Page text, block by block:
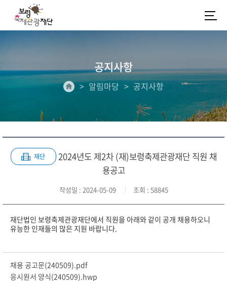
공지사항
알림마당 공지사항
재단
2024년도 제2차 (재)보령축제관광재단 직원 채
용공고
작성일 : 2024-05-09 조회 : 58845
재단법인 보령축제관광재단에서 직원을 아래와 같이 공개 채용하오니
유능한 인재들의 많은 지원 바랍니다.
채용 공고문(240509).pdf
응시원서 양식(240509).hwp